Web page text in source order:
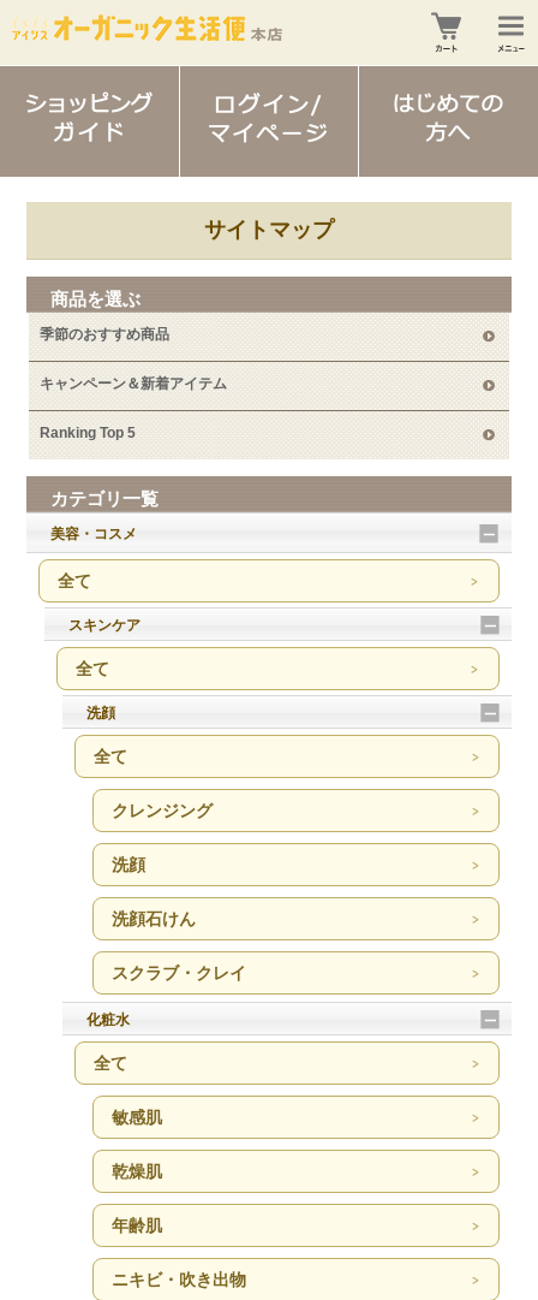
サイトマップ
商品を選ぶ
季節のおすすめ商品
キャンペーン＆新着アイテム
Ranking Top 5
カテゴリ一覧
美容・コスメ
全て
スキンケア
全て
洗顔
全て
クレンジング
洗顔
洗顔石けん
スクラブ・クレイ
化粧水
全て
敏感肌
乾燥肌
年齢肌
ニキビ・吹き出物